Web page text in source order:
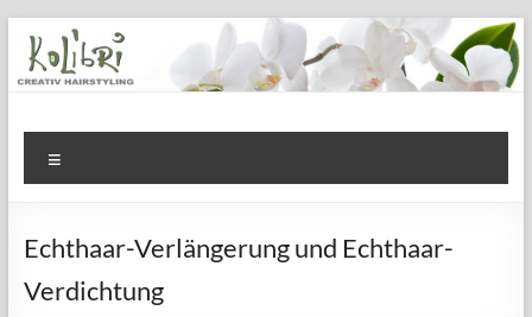
Inhalt
springen
Kolibri
Creativ
Hair
für
Echthaar-Verlängerung und Echthaar-
Verdichtung